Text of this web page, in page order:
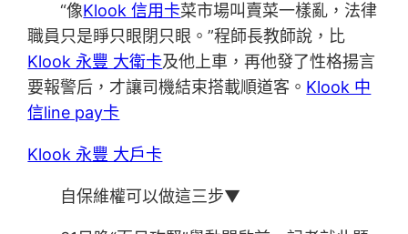
“像Klook 信用卡菜市場叫賣菜一樣亂，法律
職員只是睜只眼閉只眼。”程師長教師說，比
Klook 永豐 大衛卡及他上車，再他發了性格揚言
要報警后，才讓司機結束搭載順道客。 Klook 中
信line pay卡
Klook 永豐 大戶卡
自保維權可以做這三步▼